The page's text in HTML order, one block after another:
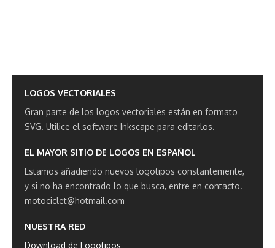
LOGOS VECTORIALES
Gran parte de los logos vectoriales están en formato
SVG. Utilice el software Inkscape para editarlos.
EL MAYOR SITIO DE LOGOS EN ESPAÑOL
Estamos añadiendo nuevos logotipos constantemente,
y si no ha encontrado lo que busca, entre en contacto.
motociclet@hotmail.com
NUESTRA RED
Download de Logotipos